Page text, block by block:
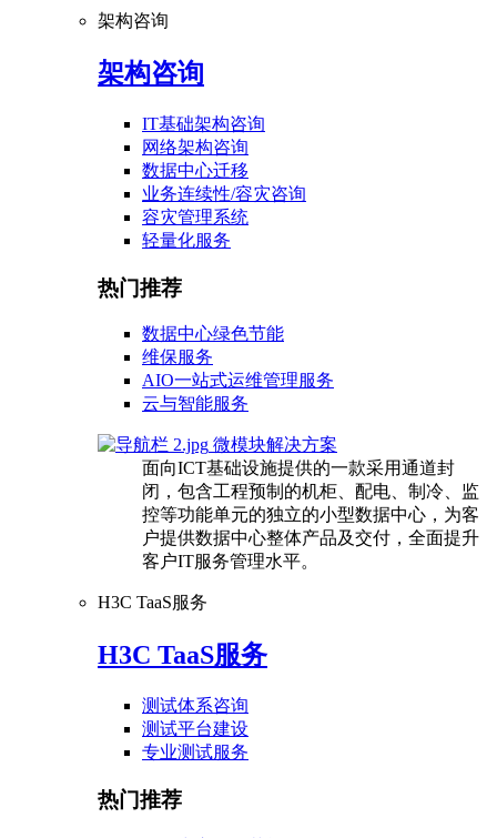
架构咨询
架构咨询
IT基础架构咨询
网络架构咨询
数据中心迁移
业务连续性/容灾咨询
容灾管理系统
轻量化服务
热门推荐
数据中心绿色节能
维保服务
AIO一站式运维管理服务
云与智能服务
微模块解决方案
面向ICT基础设施提供的一款采用通道封
闭，包含工程预制的机柜、配电、制冷、监
控等功能单元的独立的小型数据中心，为客
户提供数据中心整体产品及交付，全面提升
客户IT服务管理水平。
H3C TaaS服务
H3C TaaS服务
测试体系咨询
测试平台建设
专业测试服务
热门推荐